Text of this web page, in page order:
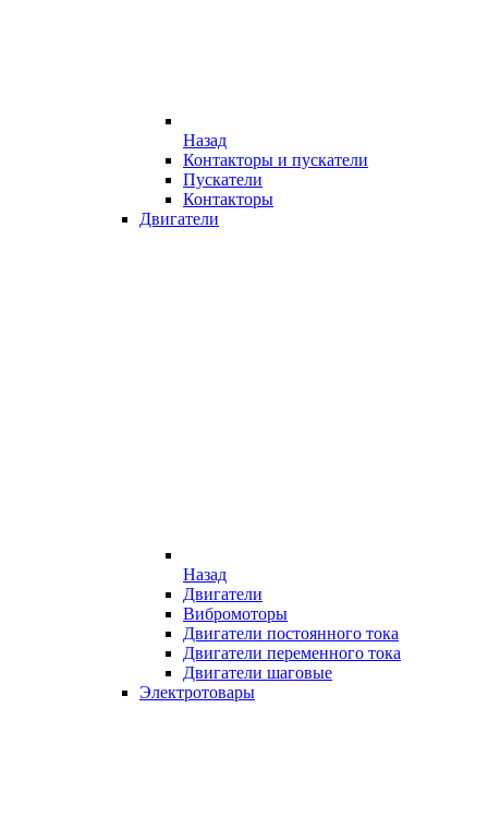
Назад
Контакторы и пускатели
Пускатели
Контакторы
Двигатели
Назад
Двигатели
Вибромоторы
Двигатели постоянного тока
Двигатели переменного тока
Двигатели шаговые
Электротовары